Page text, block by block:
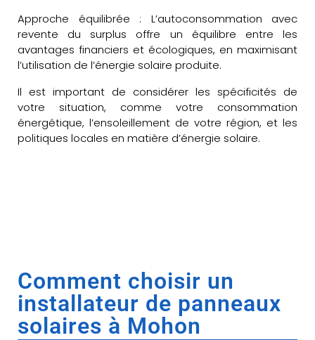
Approche équilibrée : L’autoconsommation avec
revente du surplus offre un équilibre entre les
avantages financiers et écologiques, en maximisant
l’utilisation de l’énergie solaire produite.
Il est important de considérer les spécificités de
votre situation, comme votre consommation
énergétique, l’ensoleillement de votre région, et les
politiques locales en matière d’énergie solaire.
Comment choisir un
installateur de panneaux
solaires à Mohon